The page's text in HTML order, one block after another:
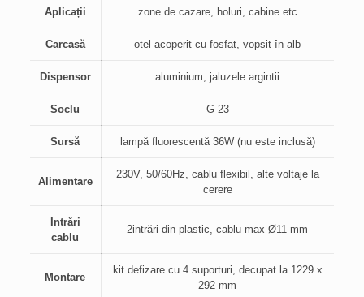
Aplicații zone de cazare, holuri, cabine etc
Carcasă otel acoperit cu fosfat, vopsit în alb
Dispensor aluminium, jaluzele argintii
Soclu G 23
Sursă lampă fluorescentă 36W (nu este inclusă)
Alimentare
230V, 50/60Hz, cablu flexibil, alte voltaje la
cerere
Intrări
cablu
2intrări din plastic, cablu max Ø11 mm
Montare
kit defizare cu 4 suporturi, decupat la 1229 x
292 mm